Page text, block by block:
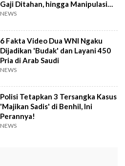
Gaji Ditahan, hingga Manipulasi
Usia
NEWS
6 Fakta Video Dua WNI Ngaku
Dijadikan 'Budak' dan Layani 450
Pria di Arab Saudi
NEWS
Polisi Tetapkan 3 Tersangka Kasus
'Majikan Sadis' di Benhil, Ini
Perannya!
NEWS